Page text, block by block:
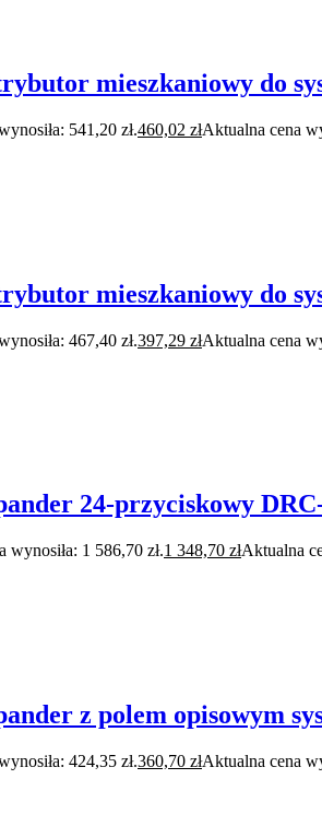
mieszkaniowy do
541,20 zł.460,02 złAktualna cena
mieszkaniowy do
467,40 zł.397,29 złAktualna cena
24-przyciskowy
wynosiła: 1 586,70 zł.1 348,70 złAktualna
z polem opisowym
424,35 zł.360,70 złAktualna cena